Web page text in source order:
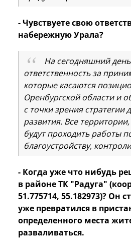
- Чувствуете свою
набережную Урала?
На сегодняшний
ответственность за
которые касаются
Оренбургской области и
с точки зрения стратегии
развития. Все
будут проходить работы
благоустройству,
- Когда уже что нибудь
в районе ТК "Радуга"
51.775714, 55.182973)? Он
уже превратился в
определенного места
разваливаться.